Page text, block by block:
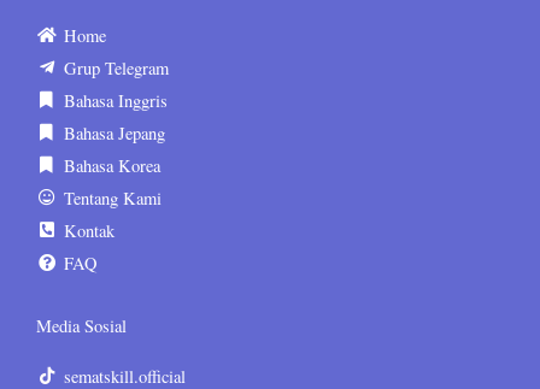
Home
Grup Telegram
Bahasa Inggris
Bahasa Jepang
Bahasa Korea
Tentang Kami
Kontak
FAQ
Media Sosial
sematskill.official